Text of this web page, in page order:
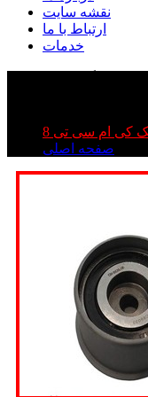
نقشه سایت
ارتباط با ما
خدمات
کی ام سی تی 8
صفحه اصلی